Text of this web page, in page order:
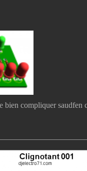
bien compliquer saudfen